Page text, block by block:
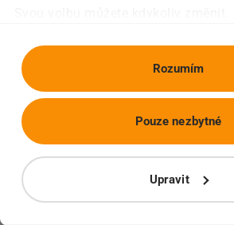
Rozumím
Upravit
Pouze nezbytné